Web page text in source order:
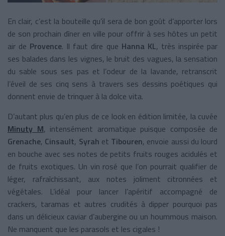
En clair, c’est la bouteille qu’il sera de bon goût d’apporter lors
de son prochain dîner en ville pour offrir à ses hôtes un petit
air de Provence. Il faut dire que Hanna KL, très inspirée par
ses balades dans les vignes, le bruit des vagues, la sensation
du sable sous ses pas et l’odeur de la lavande, retranscrit
l’éveil de ses cinq sens à travers ses dessins poétiques qui
donnent envie de trinquer à la dolce vita.
D’autant plus qu’en plus de ce look en édition limitée, la cuvée
Minuty M, intensément aromatique puisque composée de
Grenache, Cinsault, Syrah et Tibouren, envoie aussi du lourd
en bouche avec ses notes de petits fruits rouges acidulés et
de fruits exotiques. Un vin rosé que l’on pourrait qualifier de
léger, rafraîchissant, aux notes joliment citronnées et
végétales. L’idéal pour lancer l’apéritif accompagné de
crackers, taramas et autres crudités à dipper pourquoi pas
dans un délicieux caviar d’aubergine ou un hoummous maison.
Ne manquent que les parasols et les cigales !